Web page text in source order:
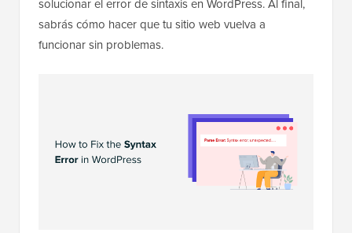
solucionar el error de sintaxis en WordPress. Al final,
sabrás cómo hacer que tu sitio web vuelva a
funcionar sin problemas.